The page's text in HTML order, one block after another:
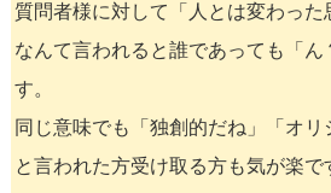
質問者様に対して「人とは変わった
なんて言われると誰であっても「
す。
同じ意味でも「独創的だね」「オリ
と言われた方受け取る方も気が楽で